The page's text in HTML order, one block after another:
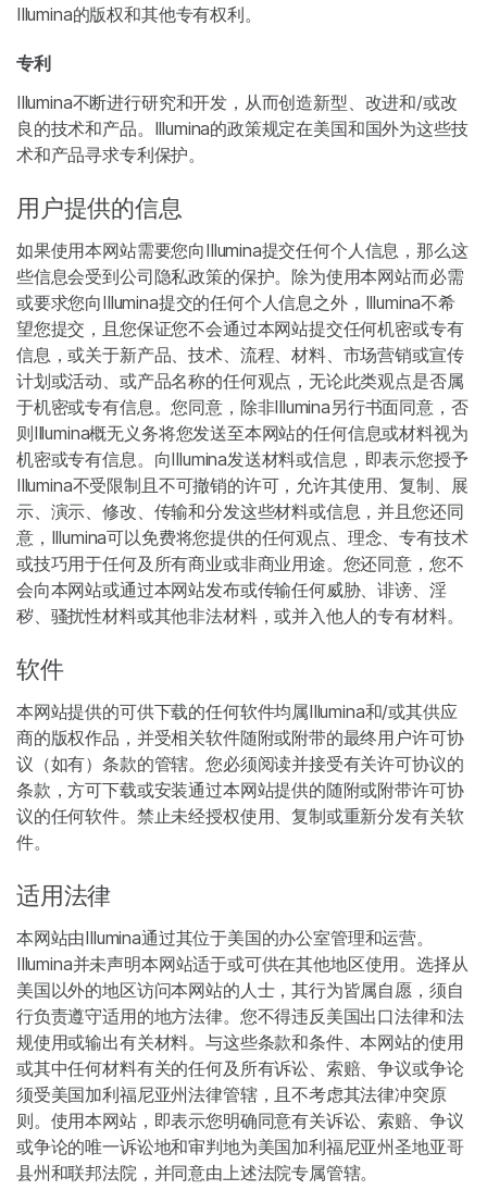
Illumina的版权和其他专有权利。
专利
Illumina不断进行研究和开发，从而创造新型、改进和/或改
良的技术和产品。Illumina的政策规定在美国和国外为这些技
术和产品寻求专利保护。
用户提供的信息
如果使用本网站需要您向Illumina提交任何个人信息，那么这
些信息会受到公司隐私政策的保护。除为使用本网站而必需
或要求您向Illumina提交的任何个人信息之外，Illumina不希
望您提交，且您保证您不会通过本网站提交任何机密或专有
信息，或关于新产品、技术、流程、材料、市场营销或宣传
计划或活动、或产品名称的任何观点，无论此类观点是否属
于机密或专有信息。您同意，除非Illumina另行书面同意，否
则Illumina概无义务将您发送至本网站的任何信息或材料视为
机密或专有信息。向Illumina发送材料或信息，即表示您授予
Illumina不受限制且不可撤销的许可，允许其使用、复制、展
示、演示、修改、传输和分发这些材料或信息，并且您还同
意，Illumina可以免费将您提供的任何观点、理念、专有技术
或技巧用于任何及所有商业或非商业用途。您还同意，您不
会向本网站或通过本网站发布或传输任何威胁、诽谤、淫
秽、骚扰性材料或其他非法材料，或并入他人的专有材料。
软件
本网站提供的可供下载的任何软件均属Illumina和/或其供应
商的版权作品，并受相关软件随附或附带的最终用户许可协
议（如有）条款的管辖。您必须阅读并接受有关许可协议的
条款，方可下载或安装通过本网站提供的随附或附带许可协
议的任何软件。禁止未经授权使用、复制或重新分发有关软
件。
适用法律
本网站由Illumina通过其位于美国的办公室管理和运营。
Illumina并未声明本网站适于或可供在其他地区使用。选择从
美国以外的地区访问本网站的人士，其行为皆属自愿，须自
行负责遵守适用的地方法律。您不得违反美国出口法律和法
规使用或输出有关材料。与这些条款和条件、本网站的使用
或其中任何材料有关的任何及所有诉讼、索赔、争议或争论
须受美国加利福尼亚州法律管辖，且不考虑其法律冲突原
则。使用本网站，即表示您明确同意有关诉讼、索赔、争议
或争论的唯一诉讼地和审判地为美国加利福尼亚州圣地亚哥
县州和联邦法院，并同意由上述法院专属管辖。